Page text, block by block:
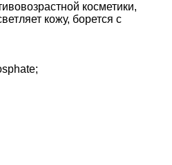
косметики,
кожу, борется с